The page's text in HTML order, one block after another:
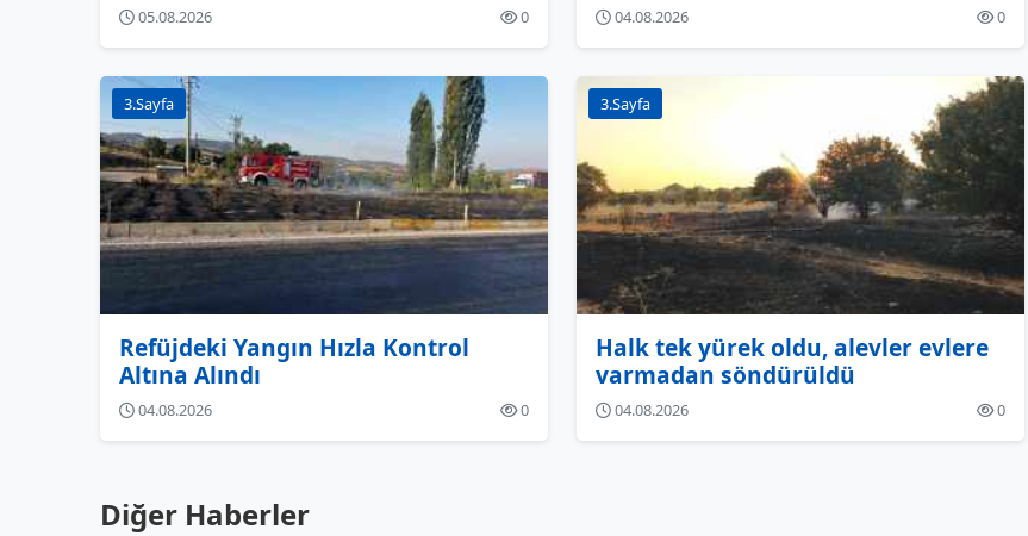
05.08.2026 0 04.08.2026 0
3.Sayfa
Refüjdeki Yangın Hızla Kontrol
Altına Alındı
04.08.2026 0
3.Sayfa
Halk tek yürek oldu, alevler evlere
varmadan söndürüldü
04.08.2026 0
Diğer Haberler